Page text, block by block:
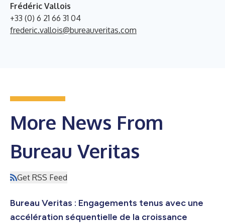
Frédéric Vallois
+33 (0) 6 21 66 31 04
frederic.vallois@bureauveritas.com
More News From
Bureau Veritas
Get RSS Feed
Bureau Veritas : Engagements tenus avec une
accélération séquentielle de la croissance